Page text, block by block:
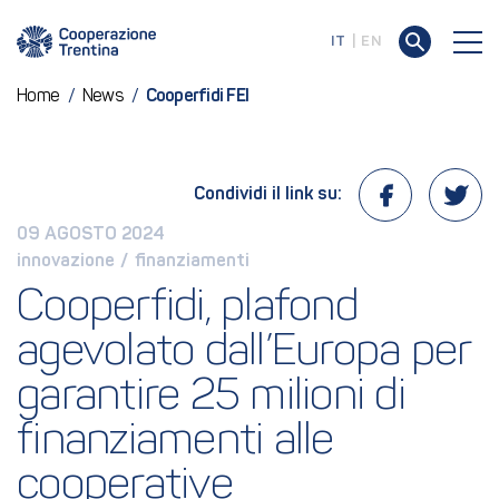
IT EN
Home / News / Cooperfidi FEI
09 AGOSTO 2024
innovazione / finanziamenti
Condividi il link su:
Cooperfidi, plafond
agevolato dall’Europa per
garantire 25 milioni di
finanziamenti alle
cooperative